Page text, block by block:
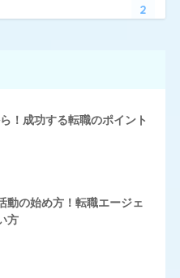
2
14
！成功する転職のポイント
動の始め方！転職エージェ
方